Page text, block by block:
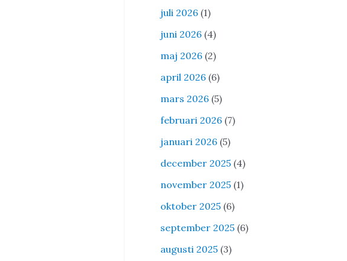
juli 2026 (1)
juni 2026 (4)
maj 2026 (2)
april 2026 (6)
mars 2026 (5)
februari 2026 (7)
januari 2026 (5)
december 2025 (4)
november 2025 (1)
oktober 2025 (6)
september 2025 (6)
augusti 2025 (3)